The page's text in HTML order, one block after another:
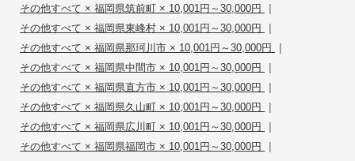
その他すべて × 福岡県筑前町 × 10,001円～30,000円 |
その他すべて × 福岡県東峰村 × 10,001円～30,000円 |
その他すべて × 福岡県那珂川市 × 10,001円～30,000円 |
その他すべて × 福岡県中間市 × 10,001円～30,000円 |
その他すべて × 福岡県直方市 × 10,001円～30,000円 |
その他すべて × 福岡県久山町 × 10,001円～30,000円 |
その他すべて × 福岡県広川町 × 10,001円～30,000円 |
その他すべて × 福岡県福岡市 × 10,001円～30,000円 |